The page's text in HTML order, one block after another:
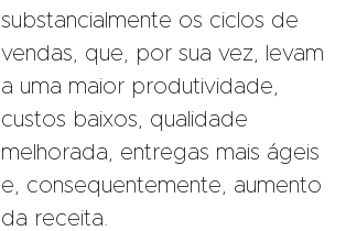
substancialmente os ciclos de
vendas, que, por sua vez, levam
a uma maior produtividade,
custos baixos, qualidade
melhorada, entregas mais ágeis
e, consequentemente, aumento
da receita.